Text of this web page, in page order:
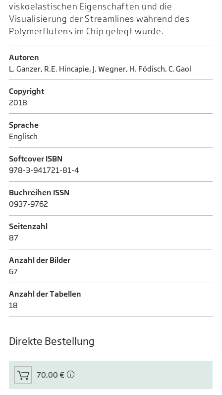
viskoelastischen Eigenschaften und die
Visualisierung der Streamlines während des
Polymerflutens im Chip gelegt wurde.
Autoren
L. Ganzer, R.E. Hincapie, J. Wegner, H. Födisch, C. Gaol
Copyright
2018
Sprache
Englisch
Softcover ISBN
978-3-941721-81-4
Buchreihen ISSN
0937-9762
Seitenzahl
87
Anzahl der Bilder
67
Anzahl der Tabellen
18
Direkte Bestellung
70,00 €